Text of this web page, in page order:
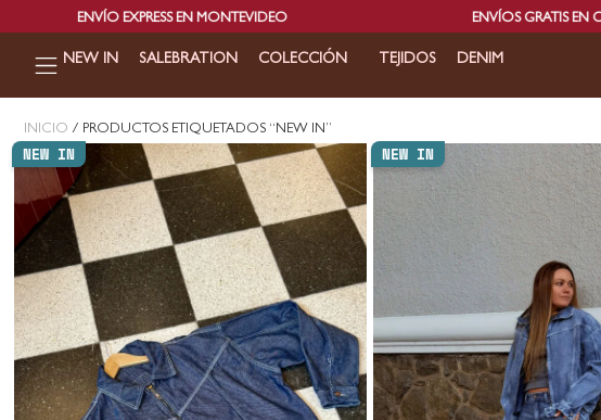
ENVÍO EXPRESS EN MONTEVIDEO ENVÍOS GRATIS EN
NEW IN SALEBRATION COLECCIÓN TEJIDOS DENIM
INICIO / PRODUCTOS ETIQUETADOS “NEW IN”
NEW IN
NEW IN